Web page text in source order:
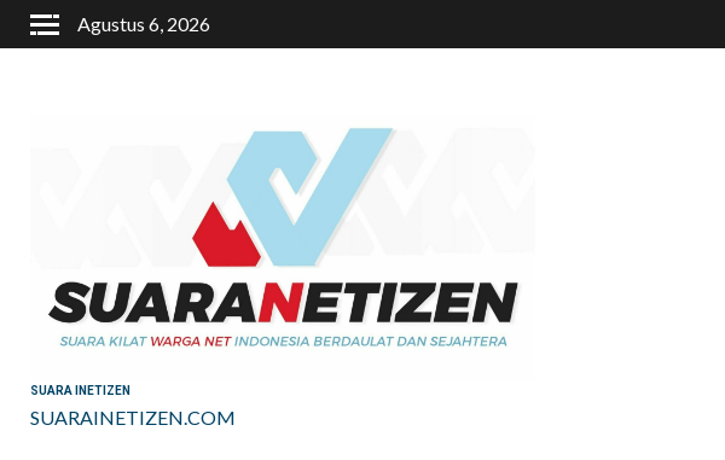
Skip
to
Agustus 6, 2026
SUARA INETIZEN
SUARAINETIZEN.COM